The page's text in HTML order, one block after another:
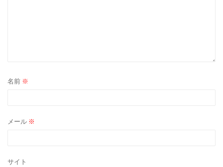
名前 ※
メール ※
サイト